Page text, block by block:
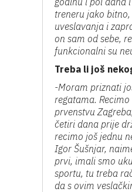
treneru jako
uveslavanja i
on sam od sebe,
funkcionalni su
Treba li još
-Moram priznati
regatama.
prvenstvu
četiri dana prije
recimo još jednu
Igor Šušnjar,
prvi, imali smo
sportu, tu treba
da s ovim